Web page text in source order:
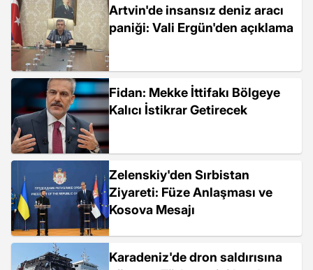
Artvin'de insansız deniz aracı
paniği: Vali Ergün'den açıklama
Fidan: Mekke İttifakı Bölgeye
Kalıcı İstikrar Getirecek
Zelenskiy'den Sırbistan
Ziyareti: Füze Anlaşması ve
Kosova Mesajı
Karadeniz'de dron saldırısına